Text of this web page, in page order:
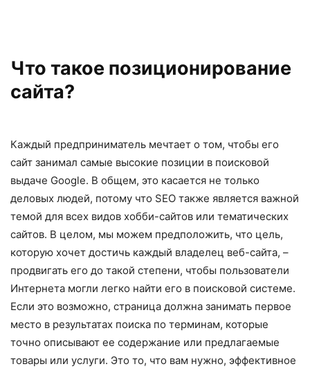
Что такое позиционирование
сайта?
Каждый предприниматель мечтает о том, чтобы его
сайт занимал самые высокие позиции в поисковой
выдаче Google. В общем, это касается не только
деловых людей, потому что SEO также является важной
темой для всех видов хобби-сайтов или тематических
сайтов. В целом, мы можем предположить, что цель,
которую хочет достичь каждый владелец веб-сайта, –
продвигать его до такой степени, чтобы пользователи
Интернета могли легко найти его в поисковой системе.
Если это возможно, страница должна занимать первое
место в результатах поиска по терминам, которые
точно описывают ее содержание или предлагаемые
товары или услуги. Это то, что вам нужно, эффективное